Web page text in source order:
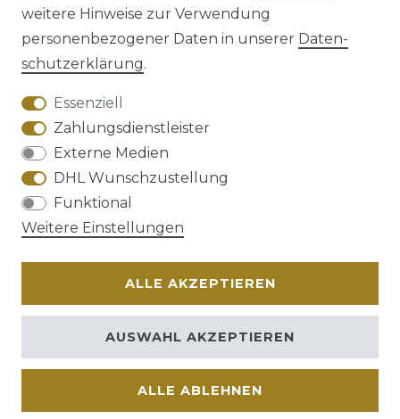
AGB Barrierefreiheitserklärung
Widerrufs­recht
© Copyright 2026 | Alle Rechte vorbehalten.
weitere Hinweise zur Verwendung
personenbezogener Daten in unserer Daten­
schutz­erklärung.
Essenziell
Zahlungsdienstleister
Externe Medien
DHL Wunschzustellung
Funktional
Weitere Einstellungen
ALLE AKZEPTIEREN
ALLE ABLEHNEN
AUSWAHL AKZEPTIEREN